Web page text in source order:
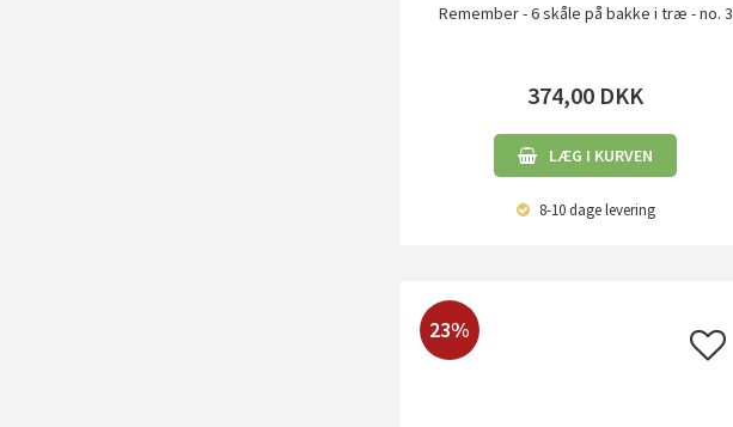
Remember - 6 skåle på bakke i træ - no. 3
374,00 DKK
LÆG I KURVEN
8-10 dagelevering
23%